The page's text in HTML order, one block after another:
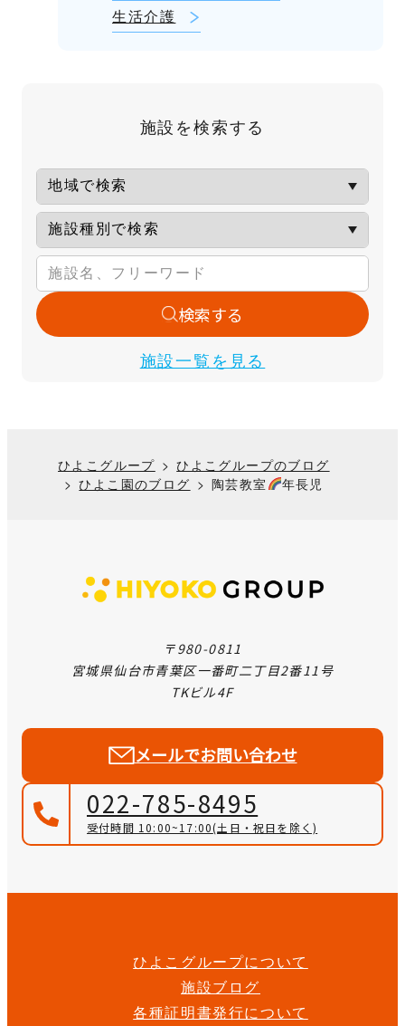
生活介護
施設を検索する
施設一覧を見る
検索する
ひよこグループ
ひよこグループのブログ
ひよこ園のブログ
陶芸教室 年長児
〒980-0811
宮城県仙台市青葉区一番町二丁目2番11号
TKビル4F
メールでお問い合わせ
022-785-8495
受付時間 10:00~17:00(土日・祝日を除く)
ひよこグループについて
施設ブログ
各種証明書発行について